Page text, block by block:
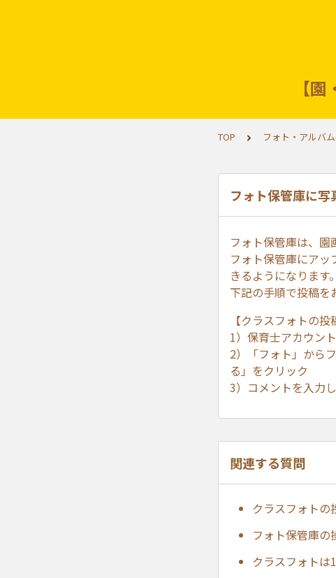
【
TOP フォト・アルバ
フォト保管庫に写
フォト保管庫は、園
フォト保管庫にア
きるようになります。
下記の手順で投稿を
【クラスフォトの投
1）保育士アカウン
2）「フォト」から
る」をクリック
3）コメントを入力
関連する質問
クラスフォトの
フォト保管庫の
クラスフォトは